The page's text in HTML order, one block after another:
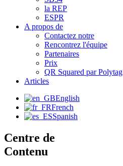
la REP
ESPR
A propos de
Contactez notre
Rencontrez l'équipe
Partenaires
Prix
QR Squared par Polytag
Articles
English
French
Spanish
Centre de
Contenu